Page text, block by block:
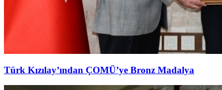
Türk Kızılay’ından ÇOMÜ’ye Bronz Madalya